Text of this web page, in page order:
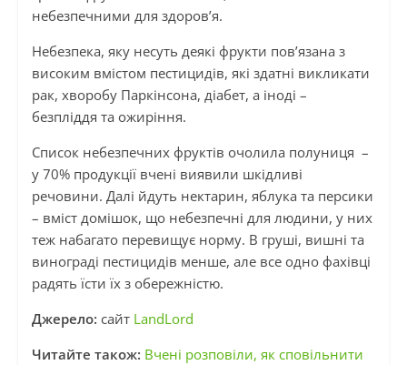
небезпечними для здоров’я.
Небезпека, яку несуть деякі фрукти пов’язана з
високим вмістом пестицидів, які здатні викликати
рак, хворобу Паркінсона, діабет, а іноді –
безпліддя та ожиріння.
Список небезпечних фруктів очолила полуниця –
у 70% продукції вчені виявили шкідливі
речовини. Далі йдуть нектарин, яблука та персики
– вміст домішок, що небезпечні для людини, у них
теж набагато перевищує норму. В груші, вишні та
винограді пестицидів менше, але все одно фахівці
радять їсти їх з обережністю.
Джерело: сайт LandLord
Читайте також: Вчені розповіли, як сповільнити